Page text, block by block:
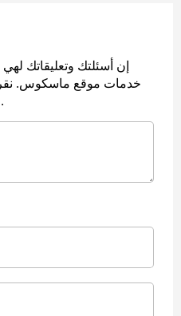
إن أسئلتك وتعليقاتك
خدمات موقع ماسكوس. نقرأ
طلبكم في أسرع وقت ممكن.